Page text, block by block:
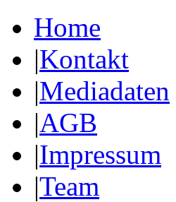
Home
|Kontakt
|Mediadaten
|AGB
|Impressum
|Team